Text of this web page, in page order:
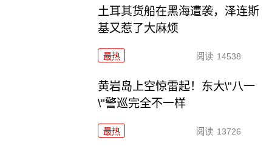
土耳其货船在黑海遭袭，泽连斯
基又惹了大麻烦
最热 阅读 14538
黄岩岛上空惊雷起！东大\"八一
\"警巡完全不一样
最热 阅读 13726